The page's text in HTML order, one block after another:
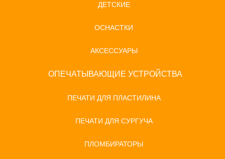
ДЕТСКИЕ
ОСНАСТКИ
АКСЕССУАРЫ
ОПЕЧАТЫВАЮЩИЕ УСТРОЙСТВА
ПЕЧАТИ ДЛЯ ПЛАСТИЛИНА
ПЕЧАТИ ДЛЯ СУРГУЧА
ПЛОМБИРАТОРЫ